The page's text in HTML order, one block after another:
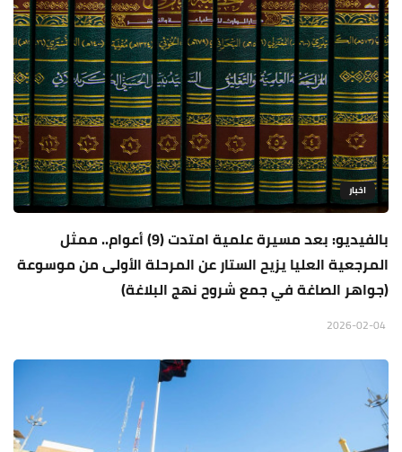
اخبار
بالفيديو: بعد مسيرة علمية امتدت (9) أعوام.. ممثل
المرجعية العليا يزيح الستار عن المرحلة الأولى من موسوعة
(جواهر الصاغة في جمع شروح نهج البلاغة)